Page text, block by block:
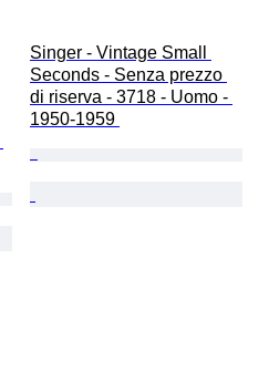
Singer - Vintage Small
Seconds - Senza prezzo
di riserva - 3718 - Uomo -
1950-1959